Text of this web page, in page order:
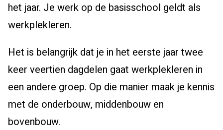
het jaar. Je werk op de basisschool geldt als
werkplekleren.
Het is belangrijk dat je in het eerste jaar twee
keer veertien dagdelen gaat werkplekleren in
een andere groep. Op die manier maak je kennis
met de onderbouw, middenbouw en
bovenbouw.